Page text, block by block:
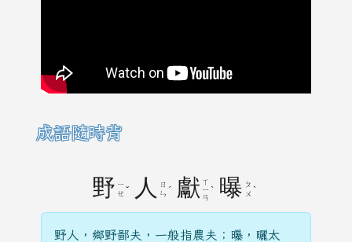
成語隨時背
野 ㄧ
ㄝ ˇ 人
ㄖ
ㄣ ˊ 獻 ㄒ
ㄧ
ㄢ
ˋ 曝 ㄆ
ㄨ ˋ
野人，鄉野鄙夫，一般指農夫；曝，曬太